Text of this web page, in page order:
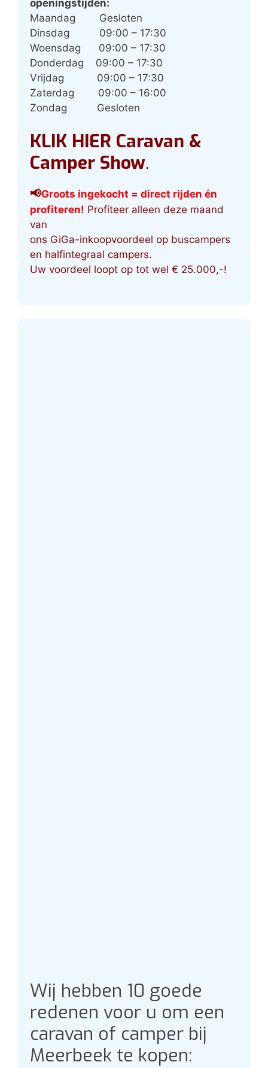
openingstijden:
Maandag Gesloten
Dinsdag 09:00 – 17:30
Woensdag 09:00 – 17:30
Donderdag 09:00 – 17:30
Vrijdag 09:00 – 17:30
Zaterdag 09:00 – 16:00
Zondag Gesloten
KLIK HIER Caravan &
Camper Show.
📢Groots ingekocht = direct rijden én
profiteren! Profiteer alleen deze maand
van
ons GiGa-inkoopvoordeel op buscampers
en halfintegraal campers.
Uw voordeel loopt op tot wel € 25.000,-!
Wij hebben 10 goede
redenen voor u om een
caravan of camper bij
Meerbeek te kopen: